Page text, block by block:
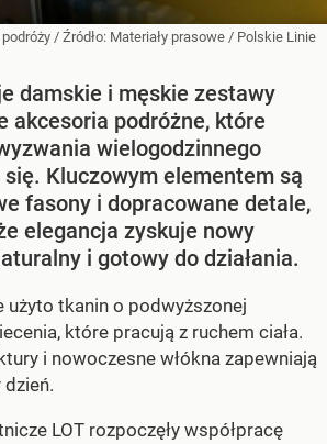
/ Źródło: Materiały prasowe / Polskie Linie
damskie i męskie zestawy
akcesoria podróżne, które
wielogodzinnego
Kluczowym elementem są
fasony i dopracowane detale,
elegancja zyskuje nowy
i gotowy do działania.
użyto tkanin o podwyższonej
które pracują z ruchem ciała.
i nowoczesne włókna zapewniają
dzień.
LOT rozpoczęły współpracę